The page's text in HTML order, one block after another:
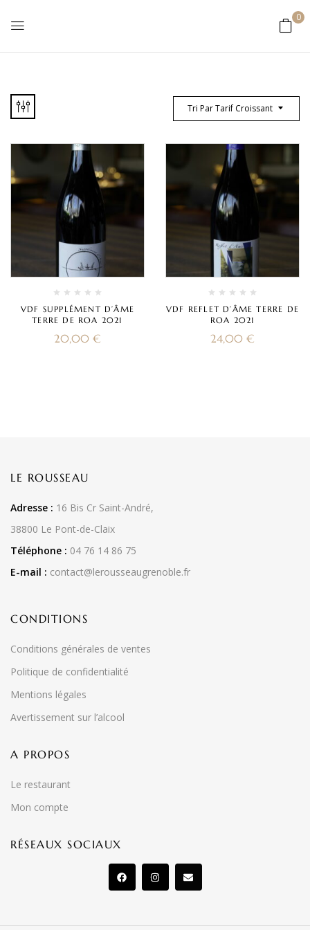
0
Tri Par Tarif Croissant
VDF SUPPLÉMENT D’ÂME
TERRE DE ROA 2021
20,00 €
VDF REFLET D’ÂME TERRE DE
ROA 2021
24,00 €
LE ROUSSEAU
Adresse : 16 Bis Cr Saint-André,
38800 Le Pont-de-Claix
Téléphone : 04 76 14 86 75
E-mail : contact@lerousseaugrenoble.fr
CONDITIONS
Conditions générales de ventes
Politique de confidentialité
Mentions légales
Avertissement sur l’alcool
A PROPOS
Le restaurant
Mon compte
RÉSEAUX SOCIAUX